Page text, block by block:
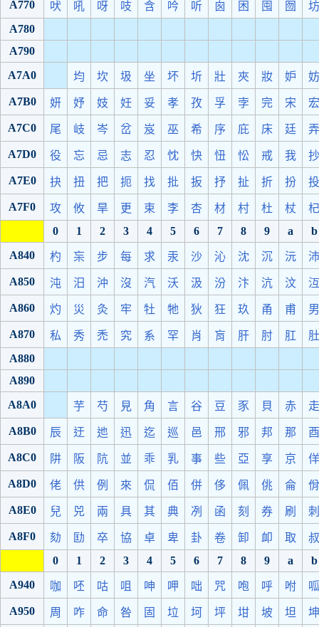
A770 吠 吼 呀 吱 含 吟 听 囪 困 囤 囫
坊
A780
A790
A7A0
均 坎 圾 坐 坏 圻 壯 夾 妝 妒 妨
A7B0 妍 妤 妓 妊 妥 孝 孜 孚 孛 完 宋 宏
A7C0 尾 岐 岑 岔 岌 巫 希 序 庇 床 廷 弄
A7D0 役 忘 忌 志 忍 忱 快 忸 忪 戒 我 抄
A7E0 抉 扭 把 扼 找 批 扳 抒 扯 折 扮 投
A7F0 攻 攸 旱 更 束 李 杏 材 村 杜 杖
杞
0
1 2 3 4 5 6 7 8 9 a
b
A840
杓 杗 步 每 求 汞 沙 沁 沈 沉 沅 沛
A850 沌 汨 沖 沒 汽 沃 汲 汾 汴 沆 汶 沍
A860 灼 災 灸 牢 牡 牠 狄 狂 玖 甬 甫 男
A870 私 秀 禿 究 系 罕 肖 肓 肝 肘 肛
肚
A880
A890
A8A0
芋 芍 見 角 言 谷 豆 豕 貝 赤 走
A8B0 辰 迂 迆 迅 迄 巡 邑 邢 邪 邦 那 酉
A8C0 阱 阪 阬 並 乖 乳 事 些 亞 享 京 佯
A8D0 佬 供 例 來 侃 佰 併 侈 佩 佻 侖 佾
A8E0 兒 兕 兩 具 其 典 冽 函 刻 券 刷 刺
A8F0 劾 劻 卒 協 卓 卑 卦 卷 卸 卹 取
叔
0
1 2 3 4 5 6 7 8 9 a
b
A940
咖 呸 咕 咀 呻 呷 咄 咒 咆 呼 咐 呱
A950 周 咋 命 咎 固 垃 坷 坪 坩 坡 坦 坤